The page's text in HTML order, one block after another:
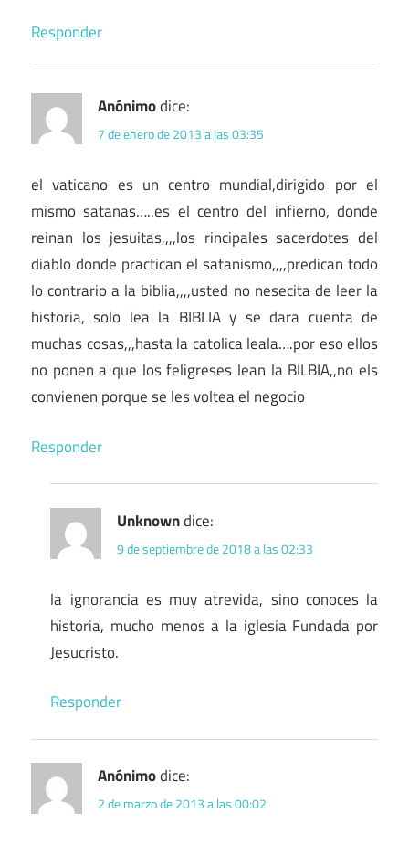
Responder
Anónimodice:
7 de enero de 2013 a las 03:35
el vaticano es un centro mundial,dirigido por el
mismo satanas…..es el centro del infierno, donde
reinan los jesuitas,,,,los rincipales sacerdotes del
diablo donde practican el satanismo,,,,predican todo
lo contrario a la biblia,,,,usted no nesecita de leer la
historia, solo lea la BIBLIA y se dara cuenta de
muchas cosas,,,hasta la catolica leala….por eso ellos
no ponen a que los feligreses lean la BILBIA,,no els
convienen porque se les voltea el negocio
Responder
Unknowndice:
9 de septiembre de 2018 a las 02:33
la ignorancia es muy atrevida, sino conoces la
historia, mucho menos a la iglesia Fundada por
Jesucristo.
Responder
Anónimodice:
2 de marzo de 2013 a las 00:02